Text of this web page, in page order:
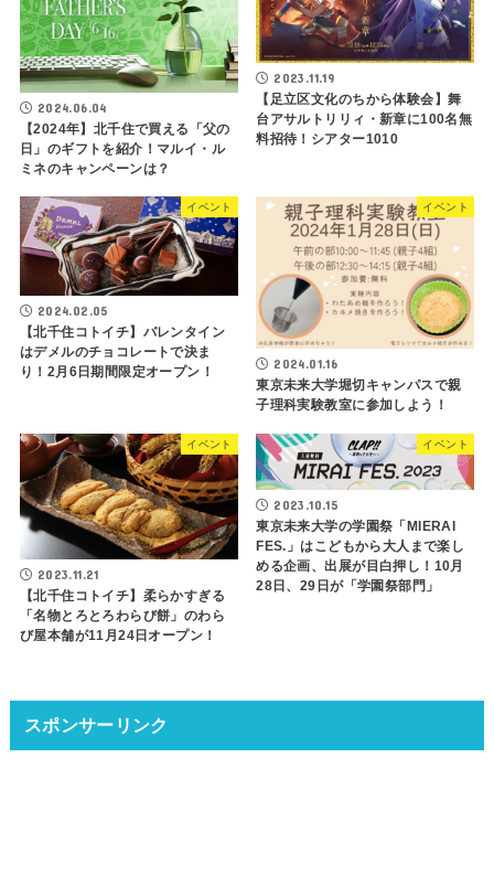
2024.06.04
【2024年】北千住で買える「父の
日」のギフトを紹介！マルイ・ル
ミネのキャンペーンは？
2023.11.19
【足立区文化のちから体験会】舞
台アサルトリリィ・新章に100名無
料招待！シアター1010
イベント
2024.02.05
【北千住コトイチ】バレンタイン
はデメルのチョコレートで決ま
り！2月6日期間限定オープン！
イベント
2024.01.16
東京未来大学堀切キャンパスで親
子理科実験教室に参加しよう！
イベント
2023.11.21
【北千住コトイチ】柔らかすぎる
「名物とろとろわらび餅」のわら
び屋本舗が11月24日オープン！
イベント
2023.10.15
東京未来大学の学園祭「MIERAI
FES.」はこどもから大人まで楽し
める企画、出展が目白押し！10月
28日、29日が「学園祭部門」
スポンサーリンク